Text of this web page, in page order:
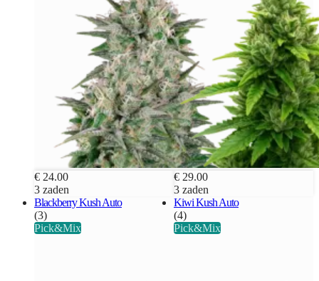
€ 24.00
3 zaden
€ 29.00
3 zaden
Blackberry Kush Auto
(3)
Pick&Mix
Kiwi Kush Auto
(4)
Pick&Mix